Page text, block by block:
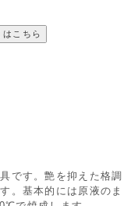
はこちら
です。艶を抑えた格調
。基本的には原液のま